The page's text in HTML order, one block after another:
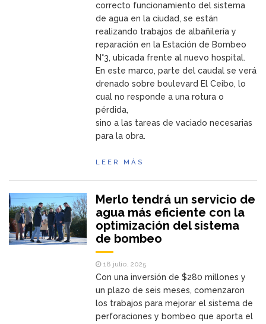
correcto funcionamiento del sistema
de agua en la ciudad, se están
realizando trabajos de albañilería y
reparación en la Estación de Bombeo
N°3, ubicada frente al nuevo hospital.
En este marco, parte del caudal se verá
drenado sobre boulevard El Ceibo, lo
cual no responde a una rotura o
pérdida,
sino a las tareas de vaciado necesarias
para la obra.
LEER MÁS
Merlo tendrá un servicio de
agua más eficiente con la
optimización del sistema
de bombeo
18 julio, 2025
Con una inversión de $280 millones y
un plazo de seis meses, comenzaron
los trabajos para mejorar el sistema de
perforaciones y bombeo que aporta el